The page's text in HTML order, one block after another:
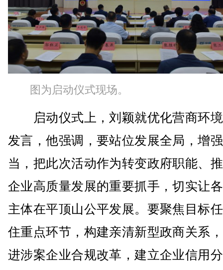
图为启动仪式现场。
启动仪式上，刘颖就优化营商环
发言，他强调，要站位发展全局，增
当，把此次活动作为转变政府职能、
企业高质量发展的重要抓手，切实让
主体在平顶山公平发展。要聚焦目标
住重点环节，构建亲清新型政商关系
进涉案企业合规改革，建立企业信用